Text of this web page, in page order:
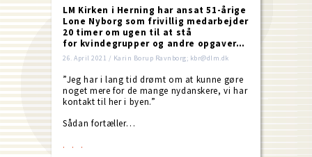
LM Kirken i Herning har ansat 51-årige
Lone Nyborg som frivillig medarbejder
20 timer om ugen til at stå
for kvindegrupper og andre opgaver…
26. April 2021 / Karin Borup Ravnborg; kbr@dlm.dk
”Jeg har i lang tid drømt om at kunne gøre
noget mere for de mange nydanskere, vi har
kontakt til her i byen.”
Sådan fortæller…